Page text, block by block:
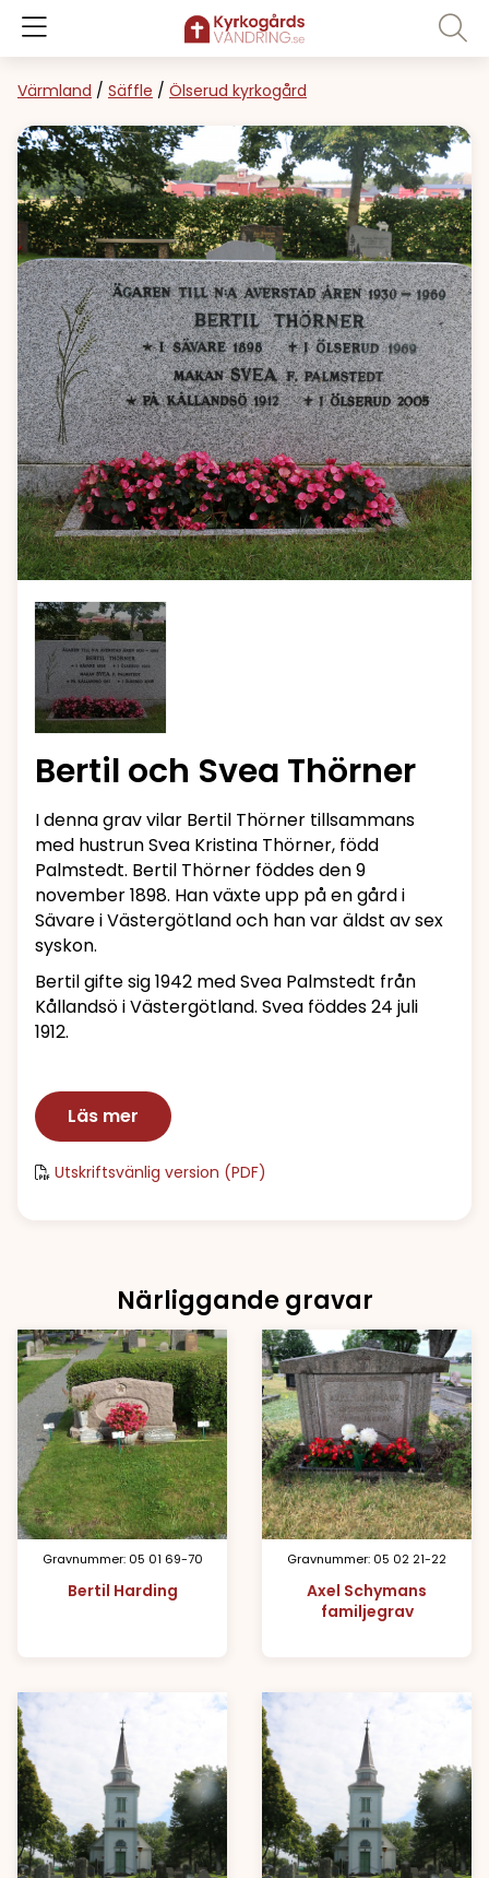
Värmland / Säffle / Ölserud kyrkogård
Bertil och Svea Thörner
I denna grav vilar Bertil Thörner tillsammans
med hustrun Svea Kristina Thörner, född
Palmstedt. Bertil Thörner föddes den 9
november 1898. Han växte upp på en gård i
Sävare i Västergötland och han var äldst av sex
syskon.
Bertil gifte sig 1942 med Svea Palmstedt från
Kållandsö i Västergötland. Svea föddes 24 juli
1912.
Läs mer
Utskriftsvänlig version (PDF)
Närliggande gravar
Gravnummer: 05 01 69-70
Bertil Harding
Gravnummer: 05 02 21-22
Axel Schymans
familjegrav